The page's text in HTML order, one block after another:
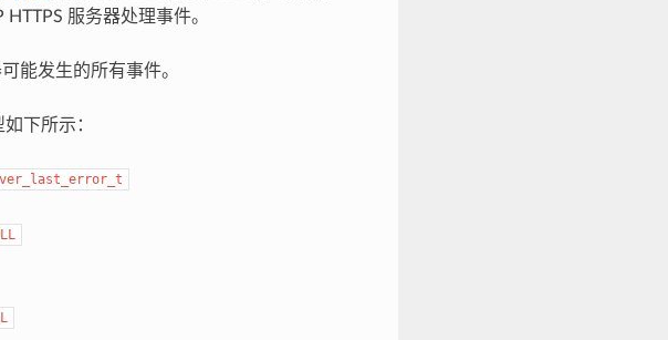
服务器处理事件。
能发生的所有事件。
下所示：